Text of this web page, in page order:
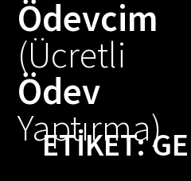
Ödevcim
(Ücretli
Ödev
Yaptırma)
ETIKET: